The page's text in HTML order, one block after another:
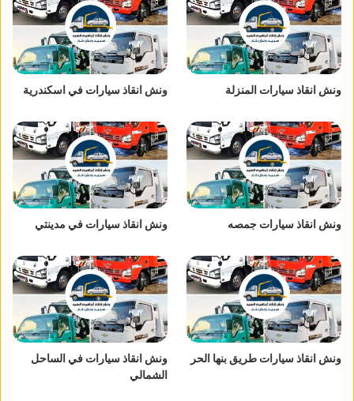
ونش انقاذ سيارات المنزلة ونش انقاذ سيارات في اسكندرية
ونش انقاذ سيارات جمصه ونش انقاذ سيارات في مدينتي
ونش انقاذ سيارات طريق بنها الحر
ونش انقاذ سيارات في الساحل
الشمالي